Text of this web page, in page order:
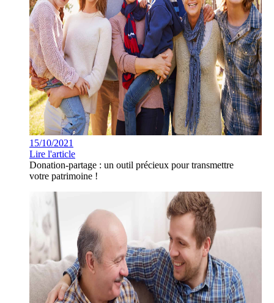
15/10/2021
Lire l'article
Donation-partage : un outil précieux pour transmettre
votre patrimoine !